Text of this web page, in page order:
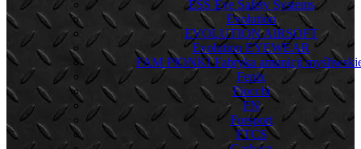
ESS Eye Safety Systems
Evolution
EVOLUTION AIRSOFT
Evolution EYEWEAR
FAM PIONKI Fabryka amunicji
Fenix
Fiocchi
FN
Forsport
FTCS